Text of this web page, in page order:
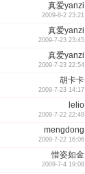
0
1
0
真爱yanzi
2009-8-2 23:21
真爱yanzi
2009-7-23 23:45
真爱yanzi
2009-7-23 22:54
胡卡卡
2009-7-23 14:17
lelio
2009-7-22 22:49
mengdong
2009-7-22 16:06
惜姿如金
2009-7-4 19:08